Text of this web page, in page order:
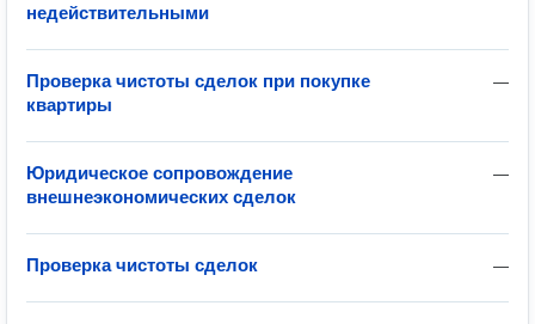
недействительными
—
Проверка чистоты сделок при покупке
квартиры
—
Юридическое сопровождение
внешнеэкономических сделок
—
Проверка чистоты сделок